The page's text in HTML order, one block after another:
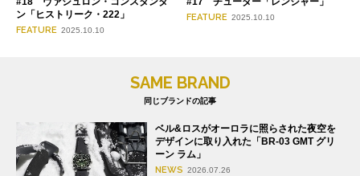
ン「ヒストリーク・222」
FEATURE 2025.10.10
FEATURE 2025.10.10
SAME BRAND
同じブランドの記事
ベル&ロスがオーロラに照らされた夜空を
デザインに取り入れた「BR-03 GMT グリ
ーン ラム」
NEWS 2026.07.26